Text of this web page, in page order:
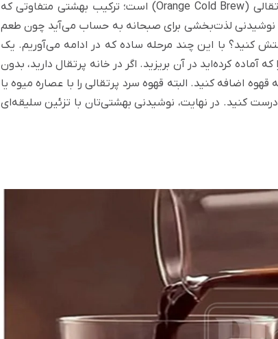
یکی از بهترین نوشیدنی‌های قهوه برای تابستان، کلدبروی پرتقالی (Orange Cold Brew) است؛ ترکیب بهشتی متفاوتی که
نوشیدنی لذت‌بخشی برای صبحانه به حساب می‌آید چون طعم
کنید؟ با این چند مرحله ساده که در ادامه می‌آوریم. یک
آماده کرده‌اید در آن بریزید. اگر در خانه پرتقال دارید، بدون
اضافه کنید. البته قهوه سرد پرتقالی را با عصاره میوه یا
کنید. در نهایت، نوشیدنی بهشتی‌تان با تزئین سلیقه‌ای